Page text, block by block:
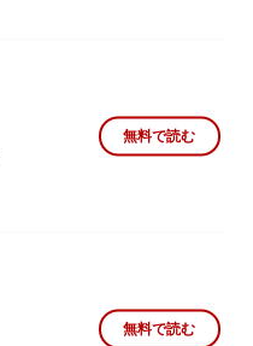
無料で読む
無料で読む